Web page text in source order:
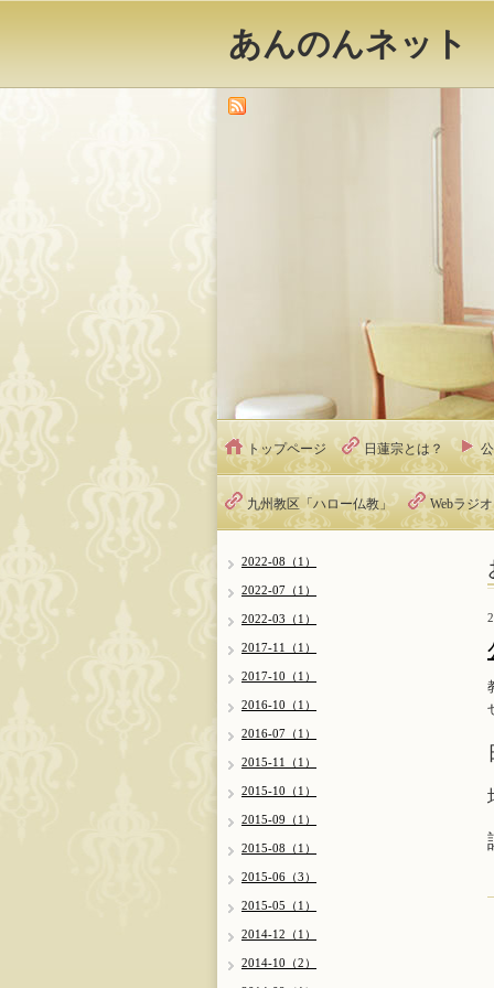
あんのんネット
トップページ 日蓮宗とは？
九州教区「ハロー仏教」 Webラジ
2022-08（1）
2022-07（1）
2022-03（1）
2017-11（1）
2017-10（1）
2016-10（1）
2016-07（1）
2015-11（1）
2015-10（1）
2015-09（1）
2015-08（1）
2015-06（3）
2015-05（1）
2014-12（1）
2014-10（2）